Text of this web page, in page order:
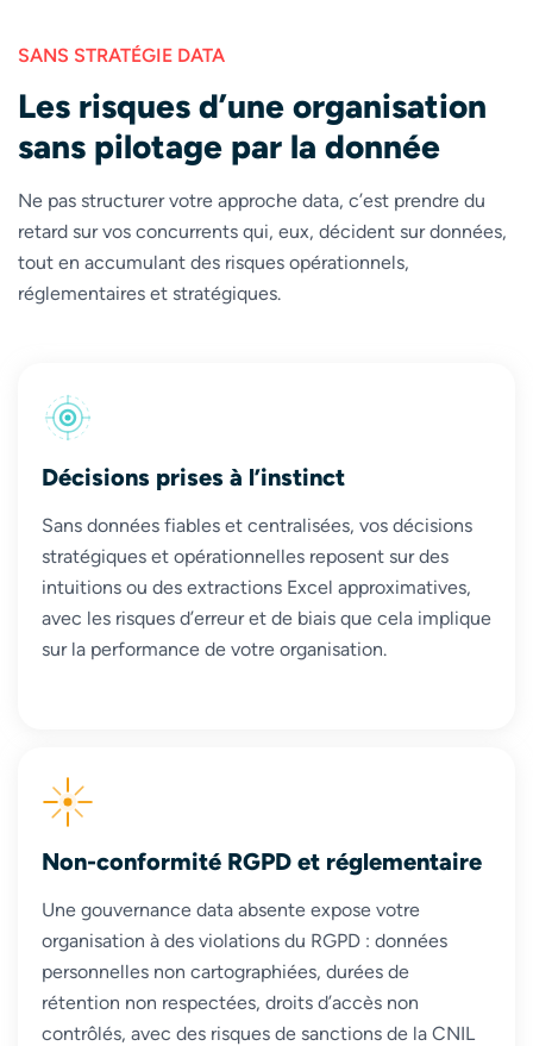
SANS STRATÉGIE DATA
Les risques d’une organisation
sans pilotage par la donnée
Ne pas structurer votre approche data, c’est prendre du
retard sur vos concurrents qui, eux, décident sur données,
tout en accumulant des risques opérationnels,
réglementaires et stratégiques.
Décisions prises à l’instinct
Sans données fiables et centralisées, vos décisions
stratégiques et opérationnelles reposent sur des
intuitions ou des extractions Excel approximatives,
avec les risques d’erreur et de biais que cela implique
sur la performance de votre organisation.
Non-conformité RGPD et réglementaire
Une gouvernance data absente expose votre
organisation à des violations du RGPD : données
personnelles non cartographiées, durées de
rétention non respectées, droits d’accès non
contrôlés, avec des risques de sanctions de la CNIL